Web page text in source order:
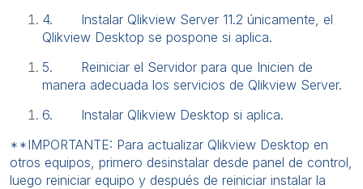
4. Instalar Qlikview Server 11.2 únicamente, el
Qlikview Desktop se pospone si aplica.
5. Reiniciar el Servidor para que Inicien de
manera adecuada los servicios de Qlikview Server.
6. Instalar Qlikview Desktop si aplica.
**IMPORTANTE: Para actualizar Qlikview Desktop en
otros equipos, primero desinstalar desde panel de control,
luego reiniciar equipo y después de reiniciar instalar la